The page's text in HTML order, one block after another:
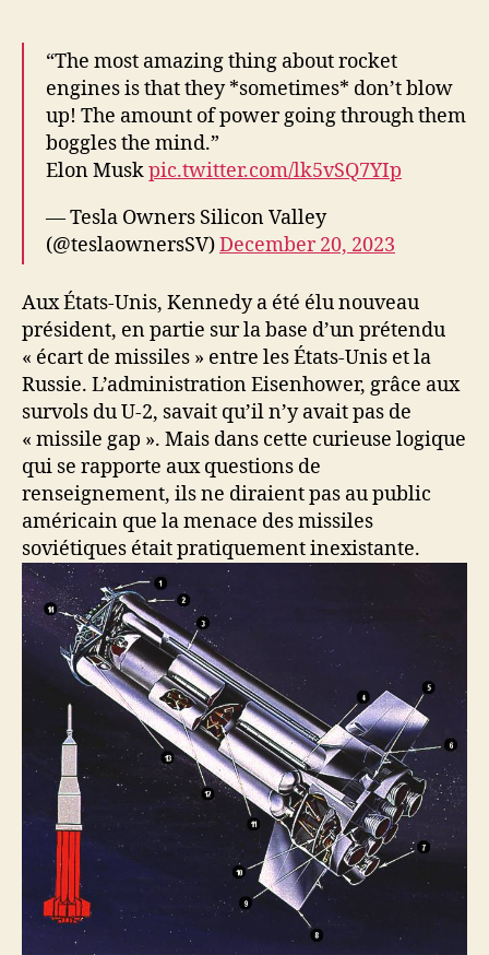
“The most amazing thing about rocket
engines is that they *sometimes* don’t blow
up! The amount of power going through them
boggles the mind.”
Elon Muskpic.twitter.com/lk5vSQ7YIp
— Tesla Owners Silicon Valley
(@teslaownersSV)December 20, 2023
Aux États-Unis, Kennedy a été élu nouveau
président, en partie sur la base d’un prétendu
« écart de missiles » entre les États-Unis et la
Russie. L’administration Eisenhower, grâce aux
survols du U-2, savait qu’il n’y avait pas de
« missile gap ». Mais dans cette curieuse logique
qui se rapporte aux questions de
renseignement, ils ne diraient pas au public
américain que la menace des missiles
soviétiques était pratiquement inexistante.